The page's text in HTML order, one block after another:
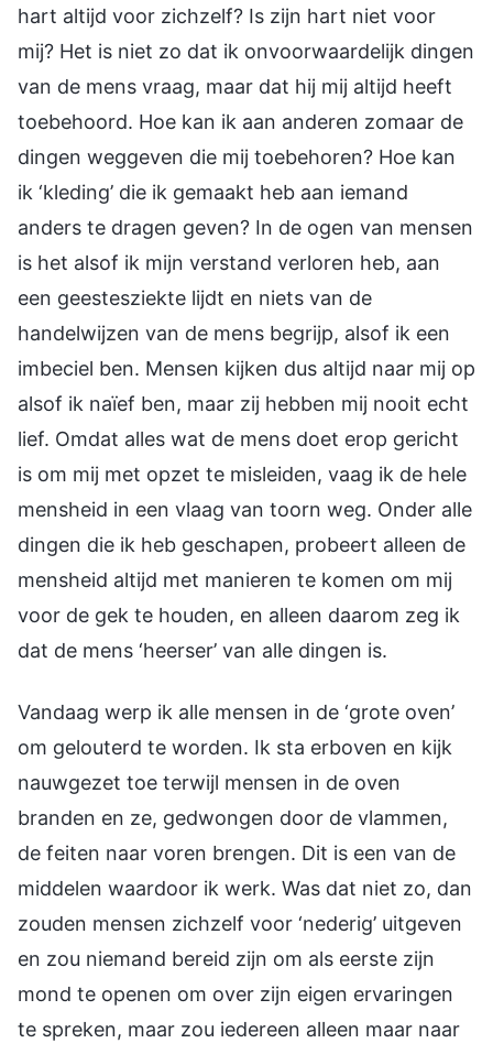
hart altijd voor zichzelf? Is zijn hart niet voor
mij? Het is niet zo dat ik onvoorwaardelijk dingen
van de mens vraag, maar dat hij mij altijd heeft
toebehoord. Hoe kan ik aan anderen zomaar de
dingen weggeven die mij toebehoren? Hoe kan
ik ‘kleding’ die ik gemaakt heb aan iemand
anders te dragen geven? In de ogen van mensen
is het alsof ik mijn verstand verloren heb, aan
een geestesziekte lijdt en niets van de
handelwijzen van de mens begrijp, alsof ik een
imbeciel ben. Mensen kijken dus altijd naar mij op
alsof ik naïef ben, maar zij hebben mij nooit echt
lief. Omdat alles wat de mens doet erop gericht
is om mij met opzet te misleiden, vaag ik de hele
mensheid in een vlaag van toorn weg. Onder alle
dingen die ik heb geschapen, probeert alleen de
mensheid altijd met manieren te komen om mij
voor de gek te houden, en alleen daarom zeg ik
dat de mens ‘heerser’ van alle dingen is.
Vandaag werp ik alle mensen in de ‘grote oven’
om gelouterd te worden. Ik sta erboven en kijk
nauwgezet toe terwijl mensen in de oven
branden en ze, gedwongen door de vlammen,
de feiten naar voren brengen. Dit is een van de
middelen waardoor ik werk. Was dat niet zo, dan
zouden mensen zichzelf voor ‘nederig’ uitgeven
en zou niemand bereid zijn om als eerste zijn
mond te openen om over zijn eigen ervaringen
te spreken, maar zou iedereen alleen maar naar